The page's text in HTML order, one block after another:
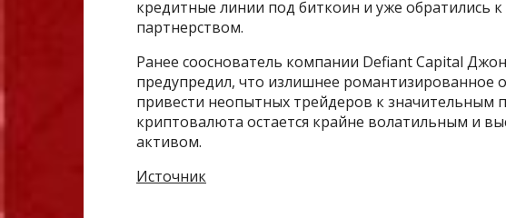
кредитные линии под биткоин и уже обратились
партнерством.
Ранее сооснователь компании Defiant Capital
предупредил, что излишнее романтизированное
привести неопытных трейдеров к значительным
криптовалюта остается крайне волатильным и
активом.
Источник